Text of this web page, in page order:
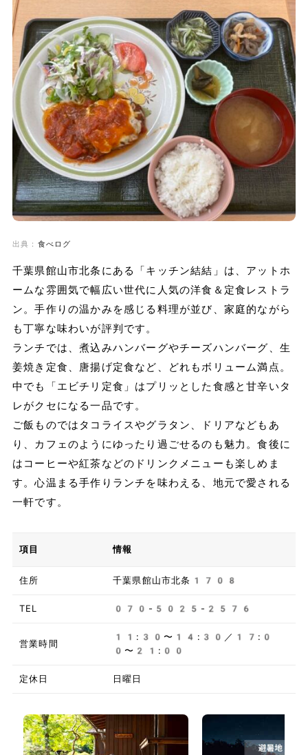
出典： 食べログ
千葉県館山市北条にある「キッチン結結」は、アットホ
ームな雰囲気で幅広い世代に人気の洋食＆定食レストラ
ン。手作りの温かみを感じる料理が並び、家庭的ながら
も丁寧な味わいが評判です。
ランチでは、煮込みハンバーグやチーズハンバーグ、生
姜焼き定食、唐揚げ定食など、どれもボリューム満点。
中でも「エビチリ定食」はプリッとした食感と甘辛いタ
レがクセになる一品です。
ご飯ものではタコライスやグラタン、ドリアなどもあ
り、カフェのようにゆったり過ごせるのも魅力。食後に
はコーヒーや紅茶などのドリンクメニューも楽しめま
す。心温まる手作りランチを味わえる、地元で愛される
一軒です。
項目 情報
住所 千葉県館山市北条1708
TEL 070-5025-2576
営業時間
11:30〜14:30／17:0
0〜21:00
定休日 日曜日